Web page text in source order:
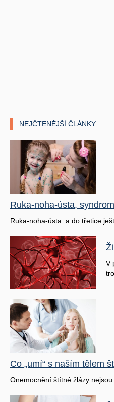
NEJČTENĚJŠÍ ČLÁNKY
Ruka-noha-ústa,
Ruka-noha-ústa..a do třetice
V
Co „umí“ s naším tělem
Onemocnění štítné žlázy nejsou